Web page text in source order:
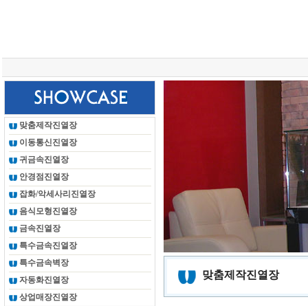
맞춤제작진열장
이동통신진열장
귀금속진열장
안경점진열장
잡화/악세사리진열장
음식모형진열장
금속진열장
특수금속진열장
특수금속벽장
자동화진열장
상업매장진열장
맞춤제작진열장